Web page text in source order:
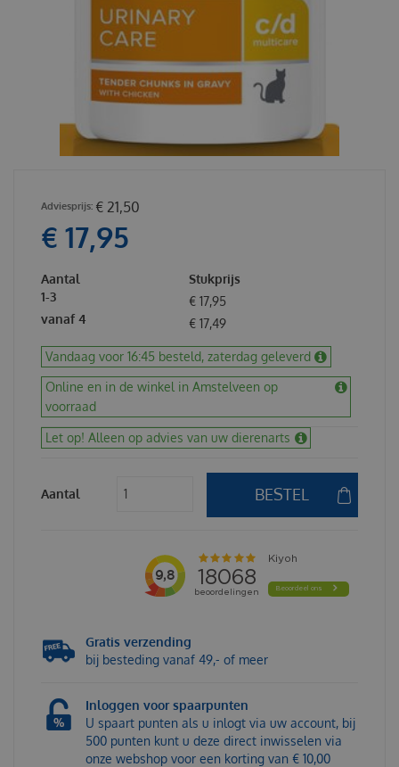
€ 21,50
€ 17,95
Aantal
Stukprijs
1-3
€ 17,95
vanaf 4
€ 17,49
Vandaag voor 16:45 besteld, zaterdag geleverd
Online en in de winkel in Amstelveen op
voorraad
Let op! Alleen op advies van uw dierenarts
Aantal
Gratis verzending
bij besteding vanaf 49,- of meer
Inloggen voor spaarpunten
U spaart punten als u inlogt via uw account, bij
500 punten kunt u deze direct inwisselen via
onze webshop voor een korting van € 10,00